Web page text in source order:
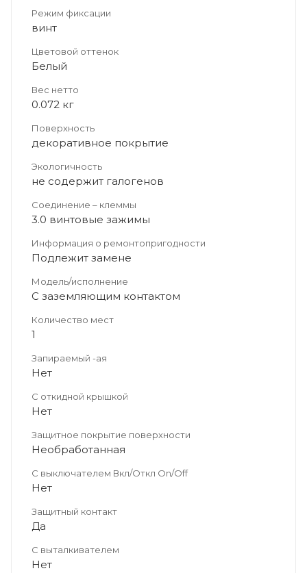
Режим фиксации
винт
Цветовой оттенок
Белый
Вес нетто
0.072 кг
Поверхность
декоративное покрытие
Экологичность
не содержит галогенов
Соединение – клеммы
3.0 винтовые зажимы
Информация о ремонтопригодности
Подлежит замене
Модель/исполнение
С заземляющим контактом
Количество мест
1
Запираемый -ая
Нет
С откидной крышкой
Нет
Защитное покрытие поверхности
Необработанная
С выключателем Вкл/Откл On/Off
Нет
Защитный контакт
Да
С выталкивателем
Нет